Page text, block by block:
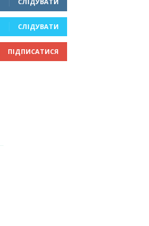
СЛІДУВАТИ
ПІДПИСАТИСЯ